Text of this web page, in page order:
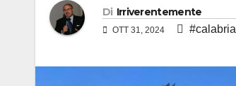
Di Irriverentemente
OTT 31, 2024 #calabria